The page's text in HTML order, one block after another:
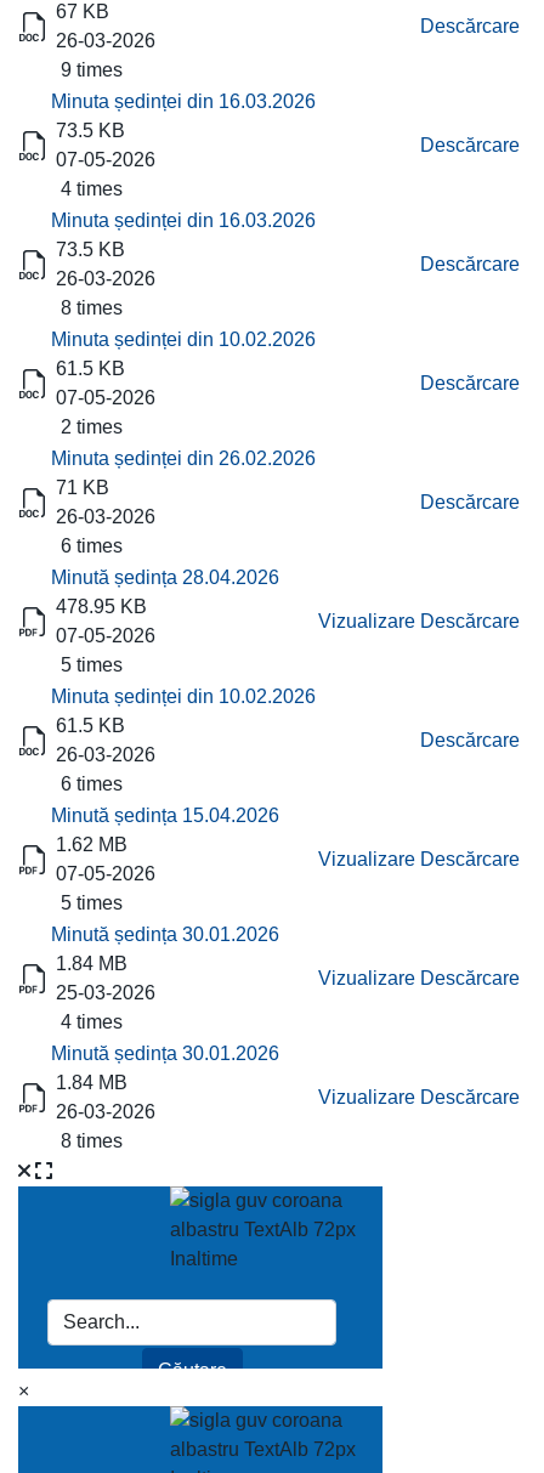
67 KB
26-03-2026
9 times
Descărcare
Minuta ședinței din 16.03.2026
73.5 KB
07-05-2026
4 times
Descărcare
Minuta ședinței din 16.03.2026
73.5 KB
26-03-2026
8 times
Descărcare
Minuta ședinței din 10.02.2026
61.5 KB
07-05-2026
2 times
Descărcare
Minuta ședinței din 26.02.2026
71 KB
26-03-2026
6 times
Descărcare
Minută ședința 28.04.2026
478.95 KB
07-05-2026
5 times
Vizualizare Descărcare
Minuta ședinței din 10.02.2026
61.5 KB
26-03-2026
6 times
Descărcare
Minută ședința 15.04.2026
1.62 MB
07-05-2026
5 times
Vizualizare Descărcare
Minută ședința 30.01.2026
1.84 MB
25-03-2026
4 times
Vizualizare Descărcare
Minută ședința 30.01.2026
1.84 MB
26-03-2026
8 times
Vizualizare Descărcare
×